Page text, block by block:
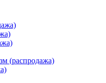
(распродажа)